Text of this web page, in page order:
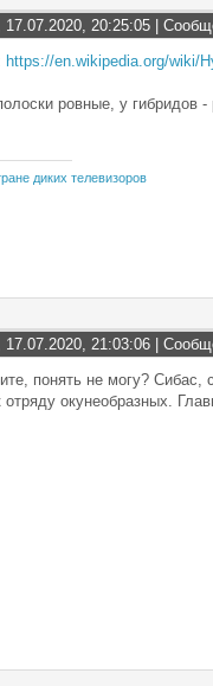
17.07.2020, 20:25:05 |
https://en.wikipedia.org/wiki/
ровные, у гибридов -
диких телевизоров
17.07.2020, 21:03:06 |
понять не могу? Сибас,
отряду окунеобразных.